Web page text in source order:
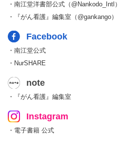
・南江堂洋書部公式（@Nankodo_Intl）
・『がん看護』編集室（@gankango）
Facebook
・南江堂公式
・NurSHARE
note
・『がん看護』編集室
Instagram
・電子書籍 公式